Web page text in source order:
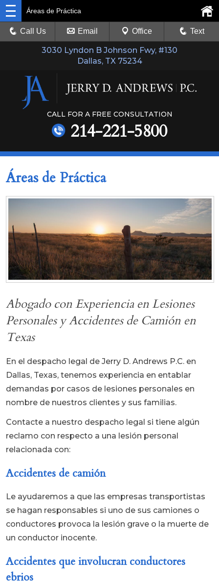
3030 Lyndon B Johnson Fwy, #130
Dallas, TX 75234
Áreas de Práctica
Call Us Email Office Text
CALL FOR A FREE CONSULTATION
214-221-5800
Áreas de Práctica
Abogado con Experiencia en Lesiones
Personales y Accidentes de Camión en
Texas
En el despacho legal de Jerry D. Andrews P.C. en
Dallas, Texas, tenemos experiencia en entablar
demandas por casos de lesiones personales en
nombre de nuestros clientes y sus familias.
Contacte a nuestro despacho legal si tiene algún
reclamo con respecto a una lesión personal
relacionada con:
Accidentes de camión
Le ayudaremos a que las empresas transportistas
se hagan responsables si uno de sus camiones o
conductores provoca la lesión grave o la muerte de
un conductor inocente.
Accidentes que involucran conductores
ebrios